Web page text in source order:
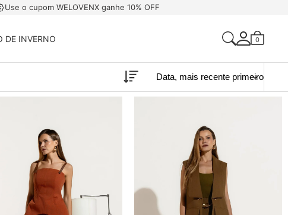
Use o cupom WELOVENX ganhe 10% OFF
DE INVERNO 0